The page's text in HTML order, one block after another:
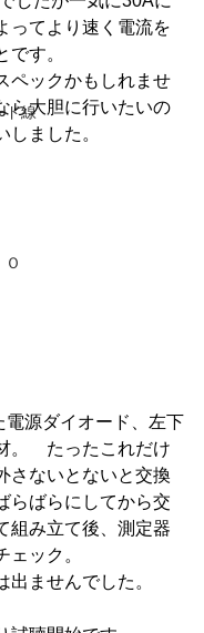
ド線
ってより速く電流を
です。
ペックかもしれませ
ら大胆に行いたいの
しました。
。　たったこれだけ
さないとないと交換
らばらにしてから交
組み立て後、測定器
ェック。
出ませんでした。